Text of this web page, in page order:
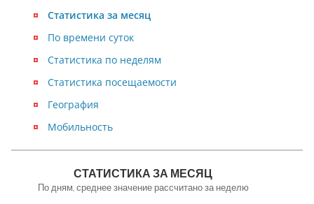
Статистика посещаемости
Статистика за месяц
География
По времени суток
Мобильность
Статистика по неделям
СТАТИСТИКА ЗА МЕСЯЦ
По дням, среднее значение рассчитано за неделю